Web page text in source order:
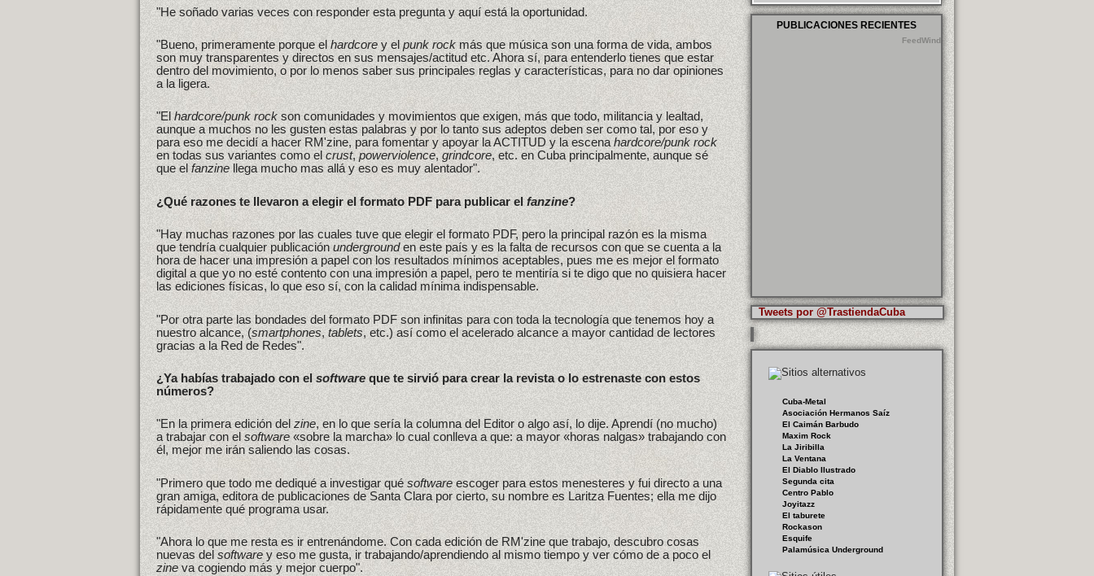
"He soñado varias veces con responder esta pregunta y aquí está la oportunidad.
"Bueno, primeramente porque elhardcorey elpunk rockmás que música son una forma de vida, ambos
son muy transparentes y directos en sus mensajes/actitud etc. Ahora sí, para entenderlo tienes que estar
dentro del movimiento, o por lo menos saber sus principales reglas y características, para no dar opiniones
a la ligera.
"Elhardcore/punk rockson comunidades y movimientos que exigen, más que todo, militancia y lealtad,
aunque a muchos no les gusten estas palabras y por lo tanto sus adeptos deben ser como tal, por eso y
para eso me decidí a hacer RM'zine, para fomentar y apoyar la ACTITUD y la escena hardcore/punk rock
en todas sus variantes como elcrust,powerviolence,grindcore, etc. en Cuba principalmente, aunque sé
que elfanzinellega mucho mas allá y eso es muy alentador".
¿Qué razones te llevaron a elegir el formato PDF para publicar elfanzine?
"Hay muchas razones por las cuales tuve que elegir el formato PDF, pero la principal razón es la misma
que tendría cualquier publicaciónundergrounden este país y es la falta de recursos con que se cuenta a la
hora de hacer una impresión a papel con los resultados mínimos aceptables, pues me es mejor el formato
digital a que yo no esté contento con una impresión a papel, pero te mentiría si te digo que no quisiera hacer
las ediciones físicas, lo que eso sí, con la calidad mínima indispensable.
"Por otra parte las bondades del formato PDF son infinitas para con toda la tecnología que tenemos hoy a
nuestro alcance, (smartphones,tablets, etc.) así como el acelerado alcance a mayor cantidad de lectores
gracias a la Red de Redes".
¿Ya habías trabajado con elsoftwareque te sirvió para crear la revista o lo estrenaste con estos
números?
"En la primera edición delzine, en lo que sería la columna del Editor o algo así, lo dije. Aprendí (no mucho)
a trabajar con elsoftware«sobre la marcha» lo cual conlleva a que: a mayor «horas nalgas» trabajando con
él, mejor me irán saliendo las cosas.
"Primero que todo me dediqué a investigar quésoftwareescoger para estos menesteres y fui directo a una
gran amiga, editora de publicaciones de Santa Clara por cierto, su nombre es Laritza Fuentes; ella me dijo
rápidamente qué programa usar.
"Ahora lo que me resta es ir entrenándome. Con cada edición de RM'zine que trabajo, descubro cosas
nuevas delsoftware y eso me gusta, ir trabajando/aprendiendo al mismo tiempo y ver cómo de a poco el
zineva cogiendo más y mejor cuerpo".
PUBLICACIONES RECIENTES
FeedWind
Tweets por @TrastiendaCuba
Cuba-Metal
Asociación Hermanos Saíz
El Caimán Barbudo
Maxim Rock
La Jiribilla
La Ventana
El Diablo Ilustrado
Segunda cita
Centro Pablo
Joyitazz
El taburete
Rockason
Esquife
Palamúsica Underground